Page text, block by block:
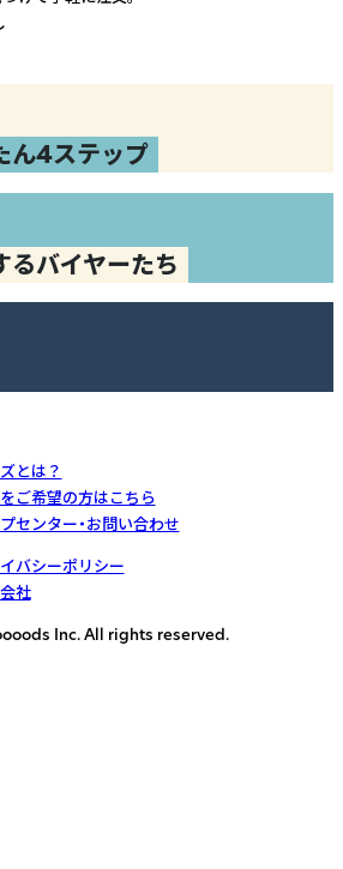
ん4ステップ
るバイヤーたち
とは？
ご希望の方はこちら
センター・お問い合わせ
バシーポリシー
社
Inc. All rights reserved.